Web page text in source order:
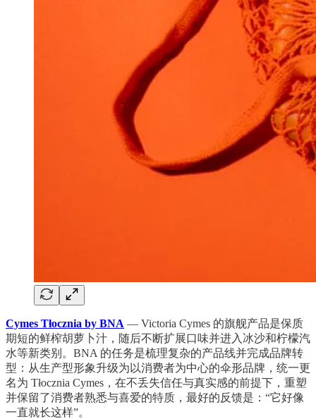
Cymes Tłocznia by BNA — Victoria Cymes 的旗舰产品是保质
期短的鲜榨胡萝卜汁，随后不断扩展口味并进入冰沙和柠檬汽
水等新类别。BNA 的任务是梳理复杂的产品线并完成品牌转
型：从生产型形象升级为以消费者为中心的伞形品牌，统一更
名为 Tłocznia Cymes，在不丢失信任与真实感的前提下，重塑
并保留了消费者熟悉与喜爱的特质，最好的反馈是：“它好像
一直就长这样”。